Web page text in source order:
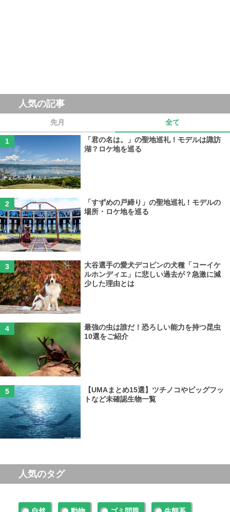
人気の記事
先月 全て
「君の名は。」の聖地巡礼！モデルは諏訪
湖？ロケ地を巡る
「すずめの戸締り」の聖地巡礼！モデルの
場所・ロケ地を巡る
大谷選手の愛犬デコピンの犬種「コーイケ
ルホンディエ」に悲しい過去が？急激に減
少した理由とは
最強の虫は誰だ！恐ろしい能力を持つ昆虫
10選をご紹介
【UMAまとめ15選】ツチノコやビッグフッ
トなど未確認生物一覧
人気のタグ